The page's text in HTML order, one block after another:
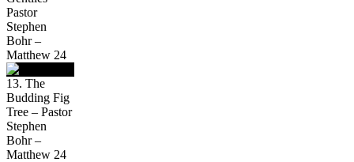
Pastor
Stephen
Bohr –
Matthew 24
13. The
Budding Fig
Tree – Pastor
Stephen
Bohr –
Matthew 24